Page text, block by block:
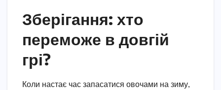
Зберігання: хто
переможе в довгій
грі?
Коли настає час запасатися овочами на зиму,